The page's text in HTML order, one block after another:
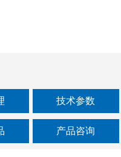
技术参数
产品咨询